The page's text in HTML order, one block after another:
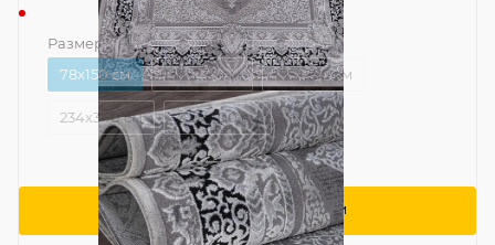
Размер — 78x150 см
78x150 см
156x230 см 195x290 см
234x340 см 293x400 см
Сообщить о поступлении